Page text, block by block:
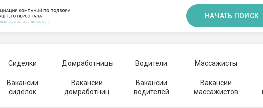
НАЧАТЬ ПОИСК
Сиделки Домработницы Водители Массажисты
Вакансии
сиделок
Вакансии
домработниц
Вакансии
водителей
Вакансии
массажистов